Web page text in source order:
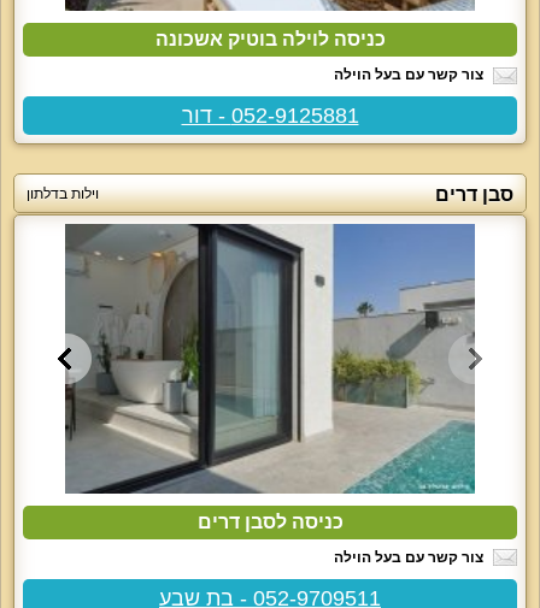
כניסה לוילה בוטיק אשכונה
צור קשר עם בעל הוילה
052-9125881 - דור
סבן דרים וילות בדלתון
כניסה לסבן דרים
צור קשר עם בעל הוילה
052-9709511 - בת שבע